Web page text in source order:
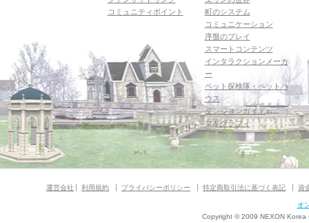
コミュニティポイント
町のシステム
コミュニケーション
序盤のプレイ
スマートコンテンツ
インタラクションメーカ
ー
ペット探検隊・ペットハ
ウス
ダンジョンガイド
マギグラフィ
運営会社 利用規約 プライバシーポリシー 特定商取引法に基づく表記 資
オ
Copyright © 2009 NEXON Korea